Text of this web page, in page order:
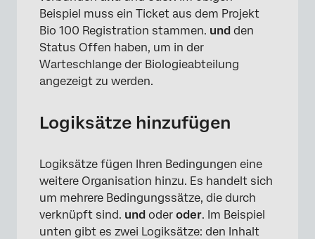
Beispiel muss ein Ticket aus dem Projekt
Bio 100 Registration stammen. und den
Status Offen haben, um in der
Warteschlange der Biologieabteilung
angezeigt zu werden.
Logiksätze hinzufügen
Logiksätze fügen Ihren Bedingungen eine
weitere Organisation hinzu. Es handelt sich
um mehrere Bedingungssätze, die durch
verknüpft sind. und oder oder. Im Beispiel
unten gibt es zwei Logiksätze: den Inhalt